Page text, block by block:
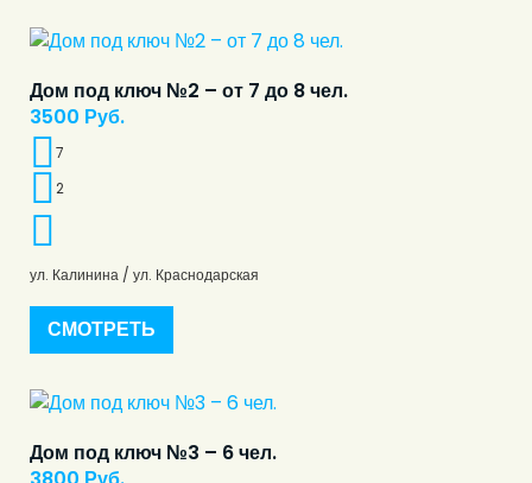
Дом под ключ №2 – от 7 до 8 чел.
3500 Руб.
7
2
ул. Калинина / ул. Краснодарская
СМОТРЕТЬ
Дом под ключ №3 – 6 чел.